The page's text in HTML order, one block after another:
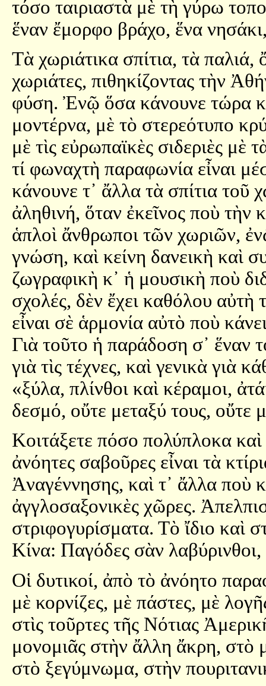
τόσο ταιριαστὰ μὲ τὴ γύρω
ἕναν ἔμορφο βράχο, ἕνα
Τὰ χωριάτικα σπίτια, τὰ παλιά,
χωριάτες, πιθηκίζοντας τὴν
φύση. Ἐνῷ ὅσα κάνουνε τώρα
μοντέρνα, μὲ τὸ στερεότυπο
μὲ τὶς εὐρωπαϊκὲς σιδεριὲς μὲ
τί φωναχτὴ παραφωνία εἶναι
κάνουνε τ᾿ ἄλλα τὰ σπίτια τοῦ
ἀληθινή, ὅταν ἐκεῖνος ποὺ τὴν
ἁπλοὶ ἄνθρωποι τῶν χωριῶν,
γνώση, καὶ κείνη δανεικὴ καὶ
ζωγραφικὴ κ᾿ ἡ μουσικὴ ποὺ
σχολές, δὲν ἔχει καθόλου αὐτὴ
εἶναι σὲ ἁρμονία αὐτὸ ποὺ
Γιὰ τοῦτο ἡ παράδοση σ᾿ ἕναν
γιὰ τὶς τέχνες, καὶ γενικὰ γιὰ
«ξύλα, πλίνθοι καὶ κέραμοι,
δεσμό, οὔτε μεταξύ τους, οὔτε
Κοιτάξετε πόσο πολύπλοκα
ἀνόητες σαβοῦρες εἶναι τὰ
Ἀναγέννησης, καὶ τ᾿ ἄλλα ποὺ
ἀγγλοσαξονικὲς χῶρες.
στριφογυρίσματα. Τὸ ἴδιο καὶ
Κίνα: Παγόδες σὰν
Οἱ δυτικοί, ἀπὸ τὸ ἀνόητο
μὲ κορνίζες, μὲ πάστες, μὲ
στὶς τοῦρτες τῆς Νότιας
μονομιᾶς στὴν ἄλλη ἄκρη, στὸ
στὸ ξεγύμνωμα, στὴν